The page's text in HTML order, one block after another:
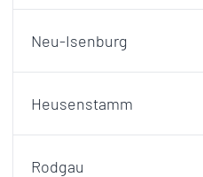
Neu-Isenburg
Heusenstamm
Rodgau